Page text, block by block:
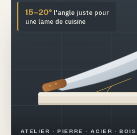
ATELIER · PIERRE · ACIER · BOIS
15–20° l'angle juste pour
une lame de cuisine